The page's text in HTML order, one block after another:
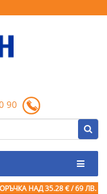
90
НАД 35.28 € / 69 ЛВ.